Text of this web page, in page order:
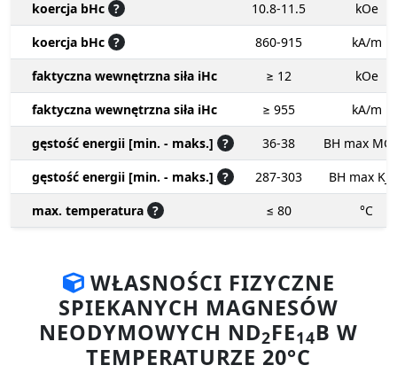
koercja bHc ? 10.8-11.5
kOe
koercja bHc ? 860-915
kA/m
faktyczna wewnętrzna siła iHc
≥ 12
kOe
faktyczna wewnętrzna siła iHc
≥ 955
kA/m
gęstość energii [min. - maks.] ? 36-38
BH max
gęstość energii [min. - maks.] ? 287-303
BH max
max. temperatura ? ≤ 80 °C
WŁASNOŚCI FIZYCZNE
SPIEKANYCH MAGNESÓW
NEODYMOWYCH ND2FE14B W
TEMPERATURZE 20°C